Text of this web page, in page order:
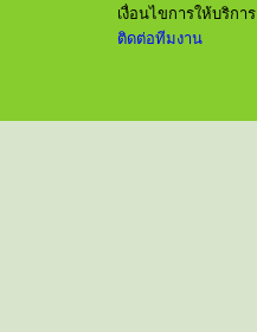
เงื่อนไขการให้บริการ
ติดต่อทีมงาน